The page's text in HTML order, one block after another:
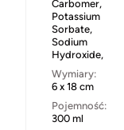
Carbomer,
Potassium
Sorbate,
Sodium
Hydroxide,
Wymiary:
6 x 18 cm
Pojemność:
300 ml